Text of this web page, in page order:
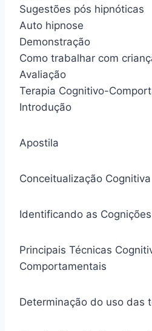
Sugestões pós hipnóticas
Auto hipnose
Demonstração
Como trabalhar com
Avaliação
Terapia Cognitivo-
Introdução
Apostila
Conceitualização Cognitiva
Identificando as
Principais Técnicas
Comportamentais
Determinação do uso das